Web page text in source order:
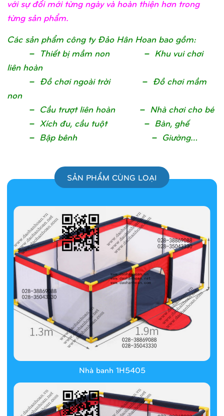
với sự đổi mới từng ngày và hoàn thiện hơn trong
từng sản phẩm.
Các sản phẩm công ty Đảo Hân Hoan bao gồm:
– Thiết bịmầm non – Khu vui chơi
liên hoàn
– Đồchơi ngoài trời – Đồchơi mầm
non
– Cầu trượt liên hoàn – Nhà chơi cho bé
– Xích đu, cầu tuột – Bàn, ghế
– Bập bênh – Giường…
SẢN PHẨM CÙNG LOẠI
Nhà banh 1H5405